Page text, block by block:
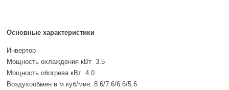
Основные характеристики
Инвертор
Мощность охлаждения кВт 3.5
Мощность обогрева кВт 4.0
Воздухообмен в м.куб/мин: 8.6/7.6/6.6/5.6